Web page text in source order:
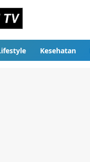
Kesehatan